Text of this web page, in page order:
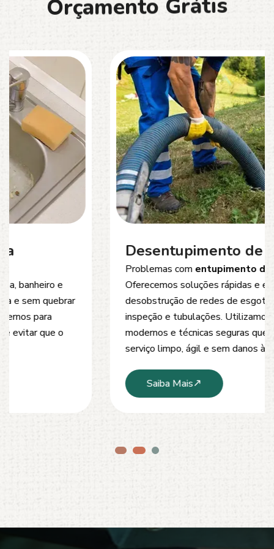
Orçamento Grátis
Desentupimento de Esgoto
entupimento de esgoto?
Oferecemos soluções rápidas e eficientes para
desobstrução de redes de esgoto, caixas de
inspeção e tubulações. Utilizamos equipamentos
modernos e técnicas seguras que garantem um
serviço limpo, ágil e sem danos à estrutura.